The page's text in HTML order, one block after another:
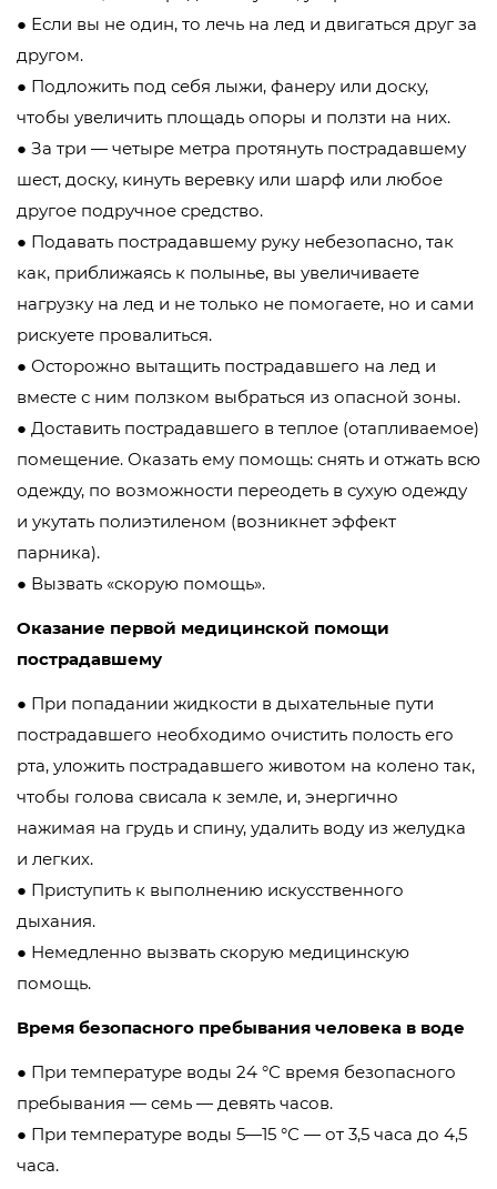
● Если вы не один, то лечь на лед и двигаться друг за
другом.
● Подложить под себя лыжи, фанеру или доску,
чтобы увеличить площадь опоры и ползти на них.
● За три — четыре метра протянуть пострадавшему
шест, доску, кинуть веревку или шарф или любое
другое подручное средство.
● Подавать пострадавшему руку небезопасно, так
как, приближаясь к полынье, вы увеличиваете
нагрузку на лед и не только не помогаете, но и сами
рискуете провалиться.
● Осторожно вытащить пострадавшего на лед и
вместе с ним ползком выбраться из опасной зоны.
● Доставить пострадавшего в теплое (отапливаемое)
помещение. Оказать ему помощь: снять и отжать всю
одежду, по возможности переодеть в сухую одежду
и укутать полиэтиленом (возникнет эффект
парника).
● Вызвать «скорую помощь».
Оказание первой медицинской помощи
пострадавшему
● При попадании жидкости в дыхательные пути
пострадавшего необходимо очистить полость его
рта, уложить пострадавшего животом на колено так,
чтобы голова свисала к земле, и, энергично
нажимая на грудь и спину, удалить воду из желудка
и легких.
● Приступить к выполнению искусственного
дыхания.
● Немедленно вызвать скорую медицинскую
помощь.
Время безопасного пребывания человека в воде
● При температуре воды 24 °С время безопасного
пребывания — семь — девять часов.
● При температуре воды 5—15 °С — от 3,5 часа до 4,5
часа.